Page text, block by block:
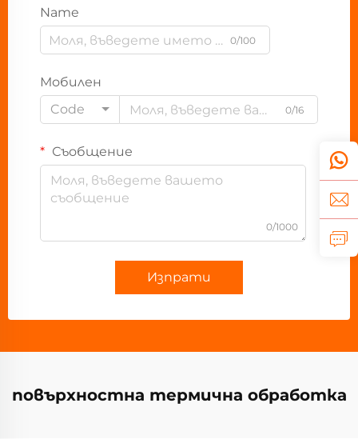
Name
0/100
Мобилен
Code
0/16
Съобщение
0/1000
Изпрати
повърхностна термична обработка